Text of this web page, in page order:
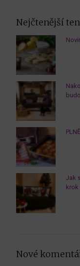
Nejčtenější
Jak
krok
Nové